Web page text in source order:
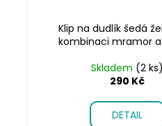
Klip na dudlík šedá
kombinaci mramor
Skladem (2 ks)
290 Kč
DETAIL